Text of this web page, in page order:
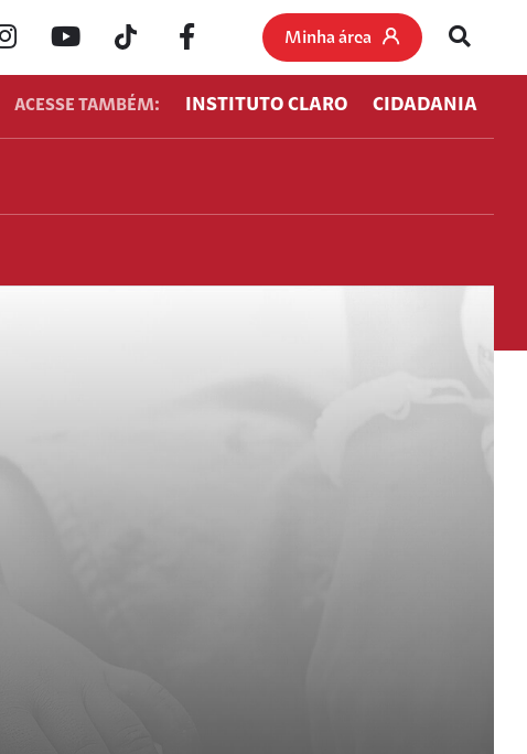
Minha área
ACESSE TAMBÉM: INSTITUTO CLARO CIDADANIA